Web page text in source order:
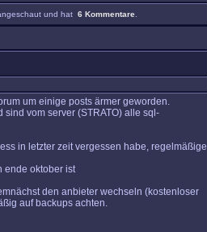
und hat 6 Kommentare
um einige posts ärmer geworden.
vom server (STRATO) alle sql-
in letzter zeit vergessen habe, regelmäßige
ende oktober ist
den anbieter wechseln (kostenloser
auf backups achten.